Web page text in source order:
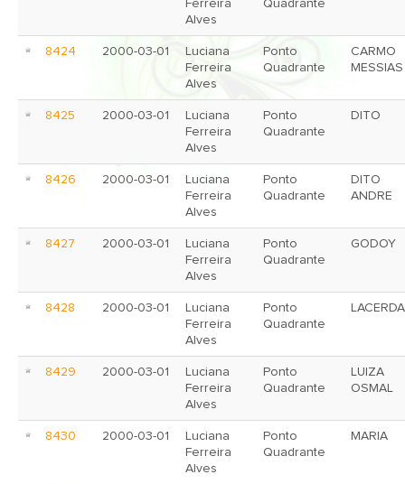
Ferreira
Alves
Quadrante
8424 2000-03-01
Luciana
Ferreira
Alves
Ponto
Quadrante
CARMO
MESSIAS
8425 2000-03-01
Luciana
Ferreira
Alves
Ponto
Quadrante
DITO
8426 2000-03-01
Luciana
Ferreira
Alves
Ponto
Quadrante
DITO
ANDRE
8427 2000-03-01
Luciana
Ferreira
Alves
Ponto
Quadrante
GODOY
8428 2000-03-01
Luciana
Ferreira
Alves
Ponto
Quadrante
LACERDA
8429 2000-03-01
Luciana
Ferreira
Alves
Ponto
Quadrante
LUIZA
OSMAL
8430 2000-03-01
Luciana
Ferreira
Alves
Ponto
Quadrante
MARIA